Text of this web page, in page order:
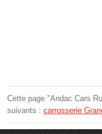
Cette page "Andac Cars
suivants : carrosserie